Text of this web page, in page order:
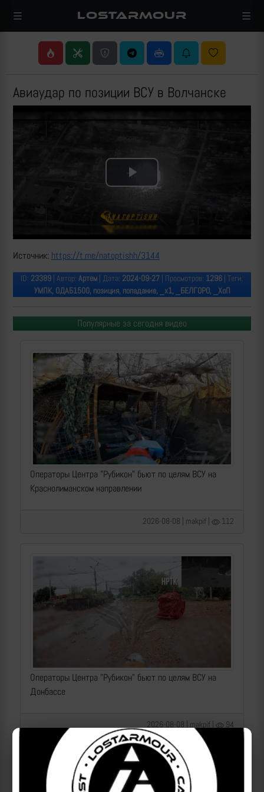
LOSTARMOUR
Авиаудар по позиции ВСУ в Волчанске
Play
Video
Источник: https://t.me/natoptishh/3144
ID: 23389 | Автор: Артем | Дата: 2024-09-27 | Просмотров: 1296 | Теги:
УМПК, ОДАБ1500, позиция, попадание, _х1, _БЕЛГОРО, _ХоП
Популярные за сегодня видео
Операторы Центра "Рубикон" бьют по целям ВСУ на
Краснолиманском направлении
2026-08-08 | makpif | 112
Операторы Центра "Рубикон" бьют по целям ВСУ на
Донбассе
2026-08-08 | makpif | 94